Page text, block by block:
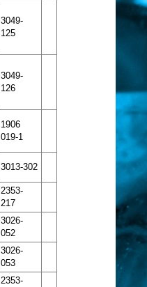
3049-
125
3049-
126
1906
019-1
3013-302
2353-
217
3026-
052
3026-
053
2353-